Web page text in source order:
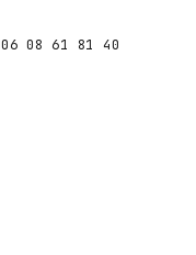
06 08 61 81 40